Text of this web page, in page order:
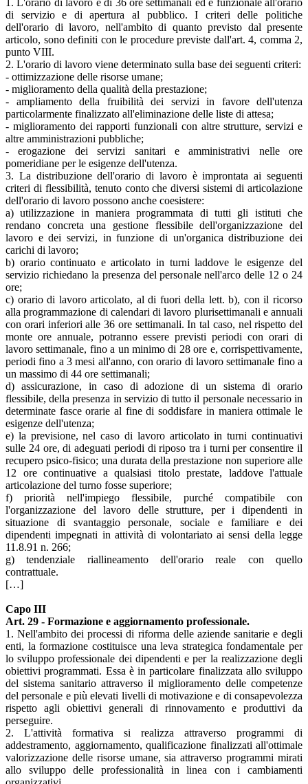
1. L'orario di lavoro è di 36 ore settimanali ed è funzionale all'orario
di servizio e di apertura al pubblico. I criteri delle politiche
dell'orario di lavoro, nell'ambito di quanto previsto dal presente
articolo, sono definiti con le procedure previste dall'art. 4, comma 2,
punto VIII.
2. L'orario di lavoro viene determinato sulla base dei seguenti criteri:
- ottimizzazione delle risorse umane;
- miglioramento della qualità della prestazione;
- ampliamento della fruibilità dei servizi in favore dell'utenza
particolarmente finalizzato all'eliminazione delle liste di attesa;
- miglioramento dei rapporti funzionali con altre strutture, servizi e
altre amministrazioni pubbliche;
- erogazione dei servizi sanitari e amministrativi nelle ore
pomeridiane per le esigenze dell'utenza.
3. La distribuzione dell'orario di lavoro è improntata ai seguenti
criteri di flessibilità, tenuto conto che diversi sistemi di articolazione
dell'orario di lavoro possono anche coesistere:
a) utilizzazione in maniera programmata di tutti gli istituti che
rendano concreta una gestione flessibile dell'organizzazione del
lavoro e dei servizi, in funzione di un'organica distribuzione dei
carichi di lavoro;
b) orario continuato e articolato in turni laddove le esigenze del
servizio richiedano la presenza del personale nell'arco delle 12 o 24
ore;
c) orario di lavoro articolato, al di fuori della lett. b), con il ricorso
alla programmazione di calendari di lavoro plurisettimanali e annuali
con orari inferiori alle 36 ore settimanali. In tal caso, nel rispetto del
monte ore annuale, potranno essere previsti periodi con orari di
lavoro settimanale, fino a un minimo di 28 ore e, corrispettivamente,
periodi fino a 3 mesi all'anno, con orario di lavoro settimanale fino a
un massimo di 44 ore settimanali;
d) assicurazione, in caso di adozione di un sistema di orario
flessibile, della presenza in servizio di tutto il personale necessario in
determinate fasce orarie al fine di soddisfare in maniera ottimale le
esigenze dell'utenza;
e) la previsione, nel caso di lavoro articolato in turni continuativi
sulle 24 ore, di adeguati periodi di riposo tra i turni per consentire il
recupero psico-fisico; una durata della prestazione non superiore alle
12 ore continuative a qualsiasi titolo prestate, laddove l'attuale
articolazione del turno fosse superiore;
f) priorità nell'impiego flessibile, purché compatibile con
l'organizzazione del lavoro delle strutture, per i dipendenti in
situazione di svantaggio personale, sociale e familiare e dei
dipendenti impegnati in attività di volontariato ai sensi della legge
11.8.91 n. 266;
g) tendenziale riallineamento dell'orario reale con quello
contrattuale.
[…]
Capo III
Art. 29 - Formazione e aggiornamento professionale.
1. Nell'ambito dei processi di riforma delle aziende sanitarie e degli
enti, la formazione costituisce una leva strategica fondamentale per
lo sviluppo professionale dei dipendenti e per la realizzazione degli
obiettivi programmati. Essa è in particolare finalizzata allo sviluppo
del sistema sanitario attraverso il miglioramento delle competenze
del personale e più elevati livelli di motivazione e di consapevolezza
rispetto agli obiettivi generali di rinnovamento e produttivi da
perseguire.
2. L'attività formativa si realizza attraverso programmi di
addestramento, aggiornamento, qualificazione finalizzati all'ottimale
valorizzazione delle risorse umane, sia attraverso programmi mirati
allo sviluppo delle professionalità in linea con i cambiamenti